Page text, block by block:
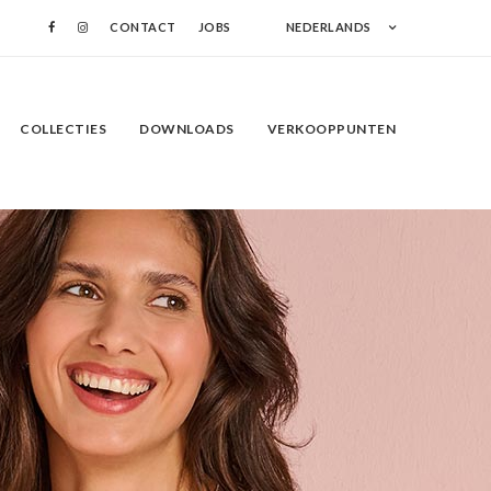
CONTACT JOBS NEDERLANDS
COLLECTIES DOWNLOADS VERKOOPPUNTEN